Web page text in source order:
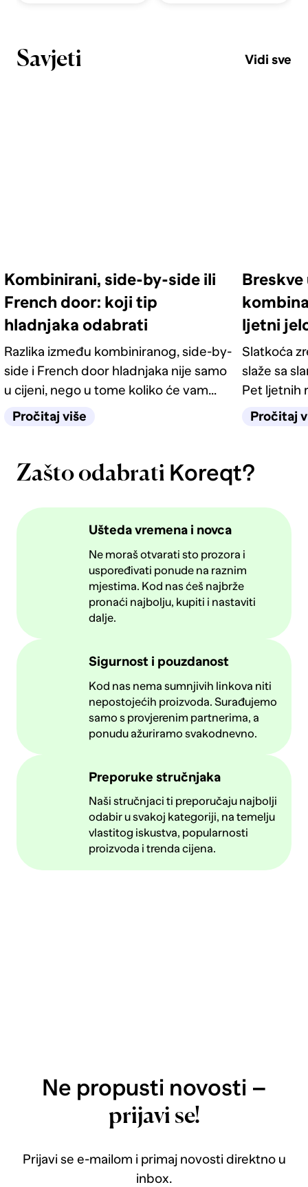
Savjeti Vidi sve
Kombinirani, side-by-side ili
French door: koji tip
hladnjaka odabrati
Razlika između kombiniranog, side-by-
side i French door hladnjaka nije samo
u cijeni, nego u tome koliko će vam
život u kuhinji biti jednostavan
Pročitaj više
ljetni
Slatkoća
slaže sa
Pet ljetnih
kategorije
Pročitaj
Zašto odabrati Koreqt?
Ušteda vremena i novca
Ne moraš otvarati sto prozora i
uspoređivati ponude na raznim
mjestima. Kod nas ćeš najbrže
pronaći najbolju, kupiti i nastaviti
dalje.
Sigurnost i pouzdanost
Kod nas nema sumnjivih linkova niti
nepostojećih proizvoda. Surađujemo
samo s provjerenim partnerima, a
ponudu ažuriramo svakodnevno.
Preporuke stručnjaka
Naši stručnjaci ti preporučaju najbolji
odabir u svakoj kategoriji, na temelju
vlastitog iskustva, popularnosti
proizvoda i trenda cijena.
Ne propusti novosti –
prijavi se!
Prijavi se e-mailom i primaj novosti direktno u
inbox.